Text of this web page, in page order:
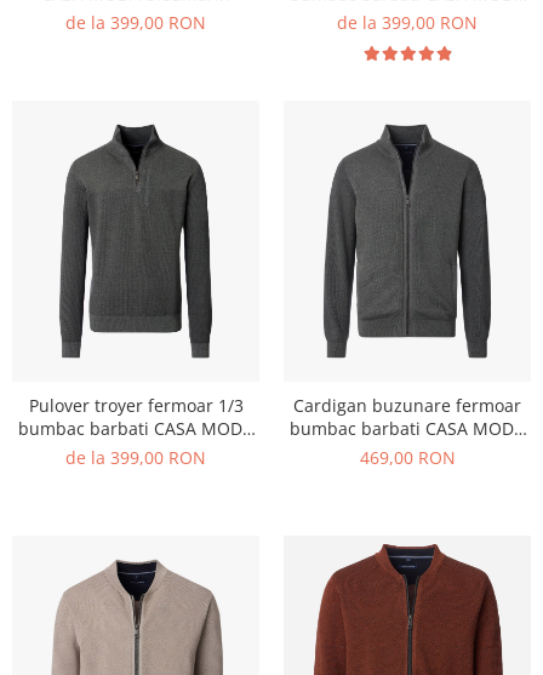
de la 399,00 RON
visiniu
de la 399,00 RON
Pulover troyer fermoar 1/3
bumbac barbati CASA MODA
oliv inchis
de la 399,00 RON
Cardigan buzunare fermoar
bumbac barbati CASA MODA
oliv inchis
469,00 RON